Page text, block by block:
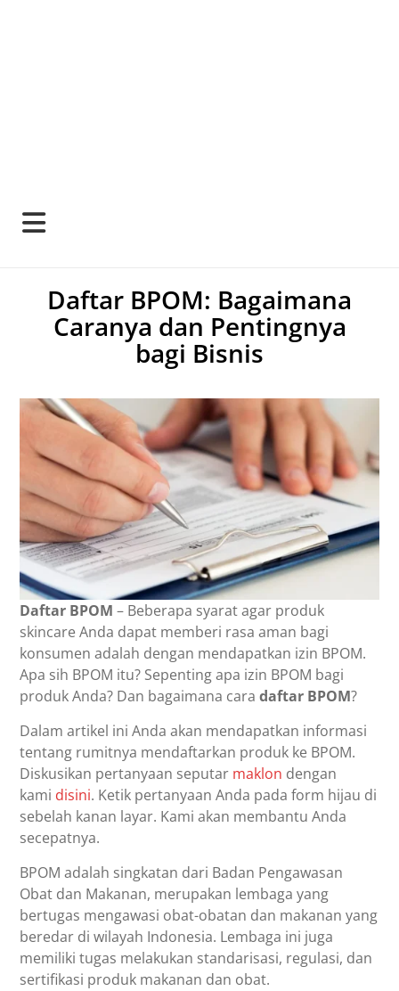
Daftar BPOM: Bagaimana
Caranya dan Pentingnya
bagi Bisnis
Daftar BPOM – Beberapa syarat agar produk
skincare Anda dapat memberi rasa aman bagi
konsumen adalah dengan mendapatkan izin BPOM.
Apa sih BPOM itu? Sepenting apa izin BPOM bagi
produk Anda? Dan bagaimana caradaftar BPOM?
Dalam artikel ini Anda akan mendapatkan informasi
tentang rumitnya mendaftarkan produk ke BPOM.
Diskusikan pertanyaan seputar maklon dengan
kami disini. Ketik pertanyaan Anda pada form hijau di
sebelah kanan layar. Kami akan membantu Anda
secepatnya.
BPOM adalah singkatan dari Badan Pengawasan
Obat dan Makanan, merupakan lembaga yang
bertugas mengawasi obat-obatan dan makanan yang
beredar di wilayah Indonesia. Lembaga ini juga
memiliki tugas melakukan standarisasi, regulasi, dan
sertifikasi produk makanan dan obat.